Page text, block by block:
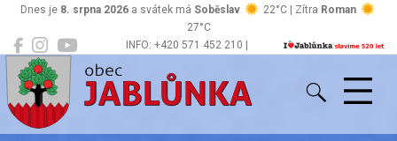
INFO: +420 571 452 210 |
Dnes je 8. srpna 2026 a svátek má Soběslav 22°C | Zítra Roman
27°C
Jablůnka